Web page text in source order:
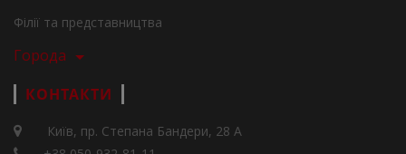
Філії та представництва
Города
КОНТАКТИ
Київ, пр. Степана Бандери, 28 А